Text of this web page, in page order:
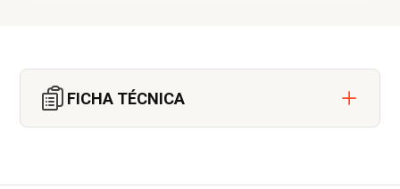
FICHA TÉCNICA